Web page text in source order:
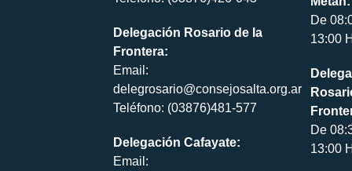
Delegación Rosario de la
Frontera:
Email:
delegrosario@consejosalta.org.ar
Teléfono: (03876)481-577
Delegación Cafayate:
Email:
De
13:00
De
13:00